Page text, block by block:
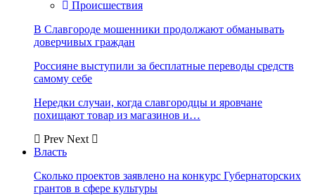
Происшествия
В Славгороде мошенники продолжают обманывать
доверчивых граждан
Россияне выступили за бесплатные переводы средств
самому себе
Нередки случаи, когда славгородцы и яровчане
похищают товар из магазинов и…
Prev Next
Власть
Сколько проектов заявлено на конкурс Губернаторских
грантов в сфере культуры